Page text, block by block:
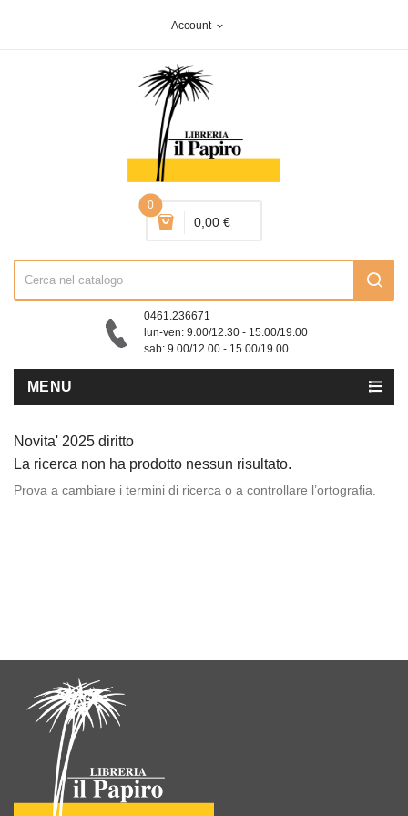
Account expand_more
0
0,00 €
0461.236671
lun-ven: 9.00/12.30 - 15.00/19.00
sab: 9.00/12.00 - 15.00/19.00
MENU
Novita' 2025 diritto
La ricerca non ha prodotto nessun risultato.
Prova a cambiare i termini di ricerca o a controllare l’ortografia.